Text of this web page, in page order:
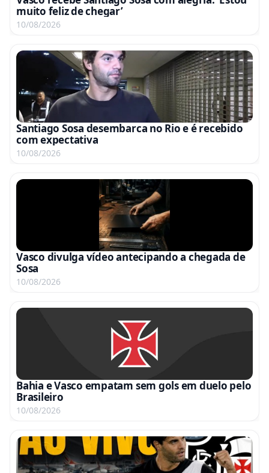
muito feliz de chegar’
10/08/2026
Santiago Sosa desembarca no Rio e é recebido
com expectativa
10/08/2026
Vasco divulga vídeo antecipando a chegada de
Sosa
10/08/2026
Bahia e Vasco empatam sem gols em duelo pelo
Brasileiro
10/08/2026